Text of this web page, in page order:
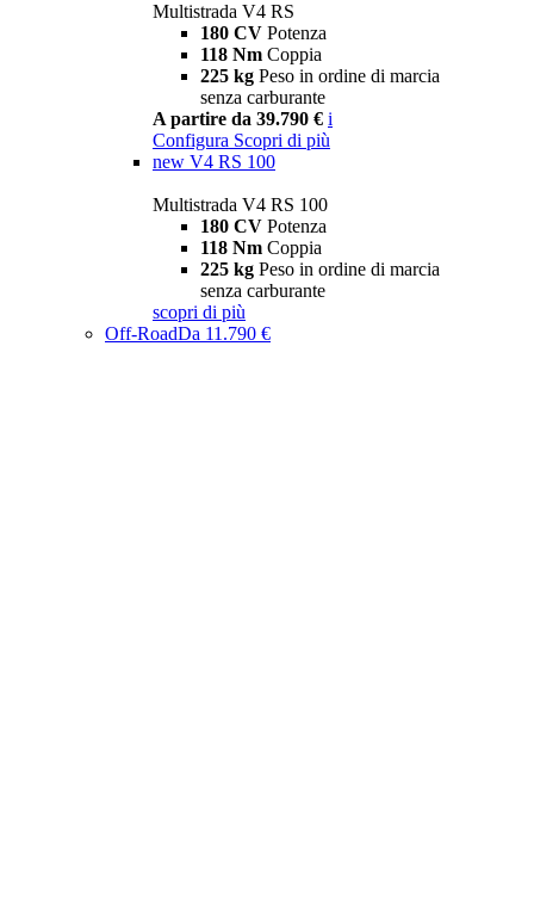
Multistrada V4 RS
180 CV Potenza
118 Nm Coppia
225 kg Peso in ordine di marcia
senza carburante
A partire da 39.790 € i
Configura Scopri di più
new V4 RS 100
Multistrada V4 RS 100
180 CV Potenza
118 Nm Coppia
225 kg Peso in ordine di marcia
senza carburante
scopri di più
Off-RoadDa 11.790 €